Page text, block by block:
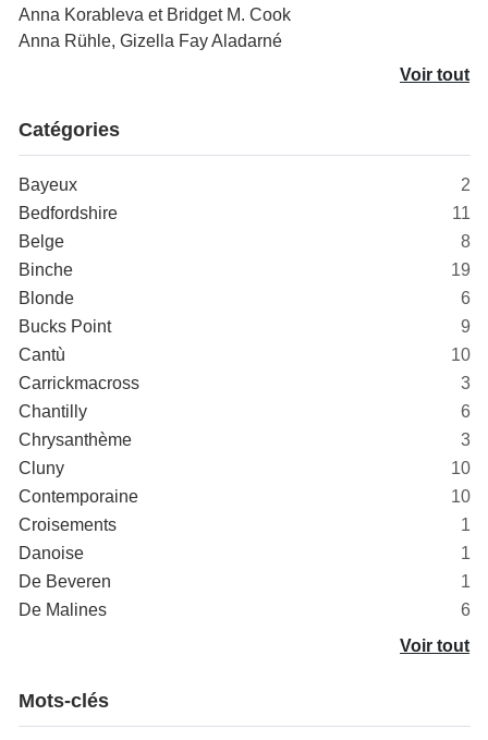
Anna Korableva et Bridget M. Cook
Anna Rühle, Gizella Fay Aladarné
Voir tout
Catégories
Bayeux
2
Bedfordshire
11
Belge
8
Binche
19
Blonde
6
Bucks Point
9
Cantù
10
Carrickmacross
3
Chantilly
6
Chrysanthème
3
Cluny
10
Contemporaine
10
Croisements
1
Danoise
1
De Beveren
1
De Malines
6
Voir tout
Mots-clés